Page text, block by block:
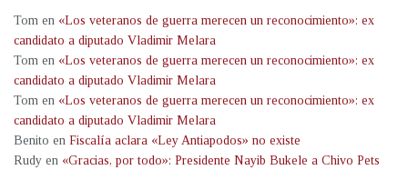
Tom en «Los veteranos de guerra merecen un reconocimiento»: ex
candidato a diputado Vladimir Melara
Tom en «Los veteranos de guerra merecen un reconocimiento»: ex
candidato a diputado Vladimir Melara
Tom en «Los veteranos de guerra merecen un reconocimiento»: ex
candidato a diputado Vladimir Melara
Benito en Fiscalía aclara «Ley Antiapodos» no existe
Rudy en «Gracias, por todo»: Presidente Nayib Bukele a Chivo Pets